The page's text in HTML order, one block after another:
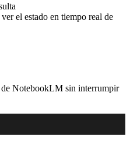
el estado en tiempo real de
de NotebookLM sin interrumpir